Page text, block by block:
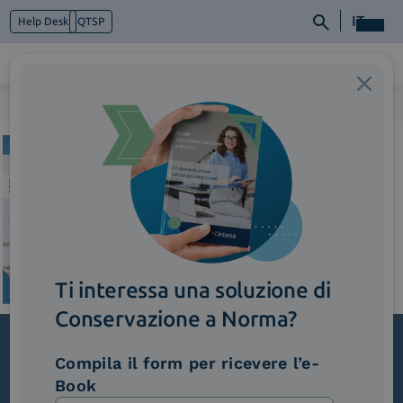
Help Desk QTSP IT
Cosa facciamo
White-paper-EnergyUtilities
Iscriviti alla newsletter
Ti interessa una soluzione di
Conservazione a Norma?
Compila il form per ricevere l’e-
Book